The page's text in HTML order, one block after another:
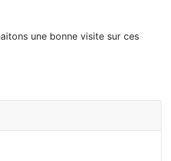
une bonne visite sur ces